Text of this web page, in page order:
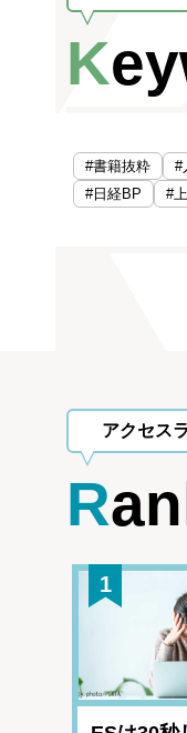
#書籍抜粋 #
#日経BP
#
アクセス
1